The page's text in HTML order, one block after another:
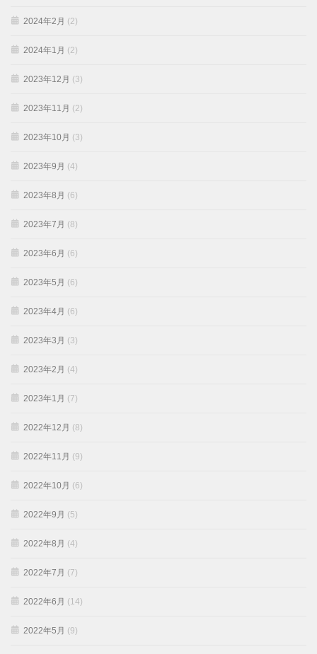
2024年2月 (2)
2024年1月 (2)
2023年12月 (3)
2023年11月 (2)
2023年10月 (3)
2023年9月 (4)
2023年8月 (6)
2023年7月 (8)
2023年6月 (6)
2023年5月 (6)
2023年4月 (6)
2023年3月 (3)
2023年2月 (4)
2023年1月 (7)
2022年12月 (8)
2022年11月 (9)
2022年10月 (6)
2022年9月 (5)
2022年8月 (4)
2022年7月 (7)
2022年6月 (14)
2022年5月 (9)